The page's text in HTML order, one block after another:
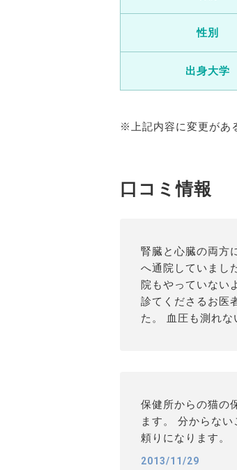
性別
出身大学
※上記内容に変更があ
口コミ情報
腎臓と心臓の両方
へ通院していまし
院もやっていない
診てくださるお医
た。 血圧も測れ
保健所からの猫の
ます。 分からな
頼りになります。
2013/11/29